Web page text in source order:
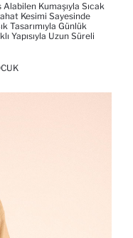
Kumaşıyla Sıcak
Kesimi Sayesinde
Tasarımıyla Günlük
Yapısıyla Uzun Süreli